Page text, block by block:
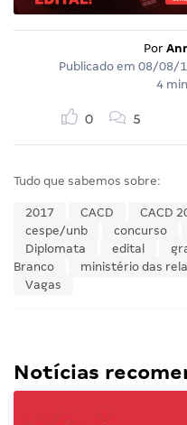
Por
Publicado em 08/08/
4
0 5
Tudo que sabemos sobre:
2017 CACD CACD
cespe/unb
concurso
Diplomata
edital
Branco
ministério das
Vagas
Notícias